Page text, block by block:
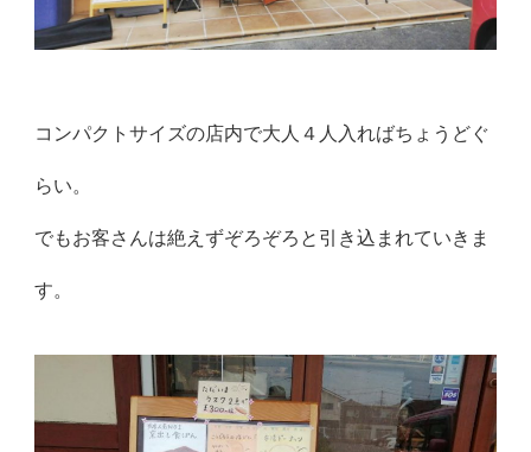
コンパクトサイズの店内で大人４人入ればちょうどぐ
らい。
でもお客さんは絶えずぞろぞろと引き込まれていきま
す。